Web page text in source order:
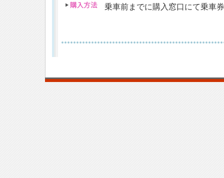
乗車前までに購入窓口にて乗車